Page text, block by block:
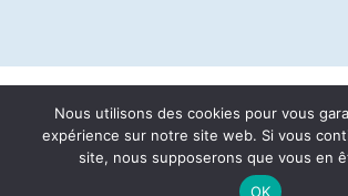
Nous utilisons des cookies pour vous
expérience sur notre site web. Si vous
site, nous supposerons que vous en
OK